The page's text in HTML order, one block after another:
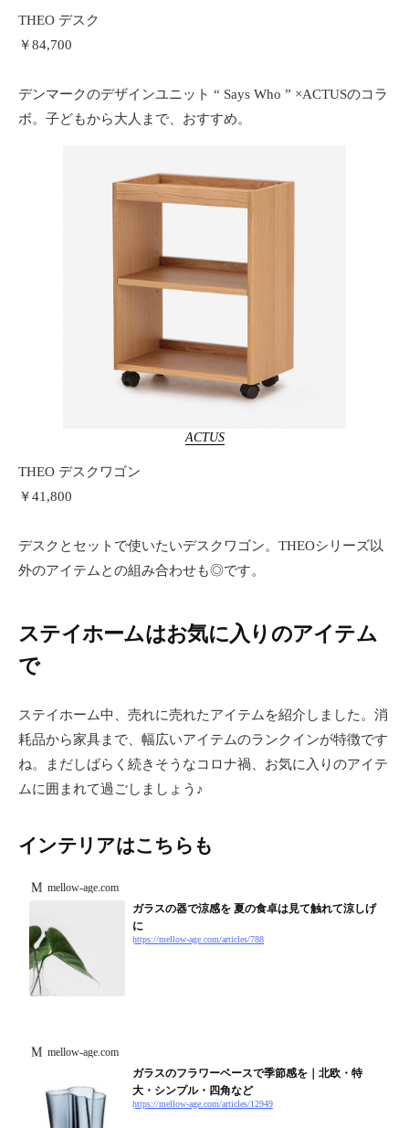
THEO デスク
￥84,700
デンマークのデザインユニット “ Says Who ” ×ACTUSのコラ
ボ。子どもから大人まで、おすすめ。
ACTUS
THEO デスクワゴン
￥41,800
デスクとセットで使いたいデスクワゴン。THEOシリーズ以
外のアイテムとの組み合わせも◎です。
ステイホームはお気に入りのアイテム
で
ステイホーム中、売れに売れたアイテムを紹介しました。消
耗品から家具まで、幅広いアイテムのランクインが特徴です
ね。まだしばらく続きそうなコロナ禍、お気に入りのアイテ
ムに囲まれて過ごしましょう♪
インテリアはこちらも
mellow-age.com
ガラスの器で涼感を 夏の食卓は見て触れて涼しげ
に
https://mellow-age.com/articles/788
mellow-age.com
ガラスのフラワーベースで季節感を｜北欧・特
大・シンプル・四角など
https://mellow-age.com/articles/12949